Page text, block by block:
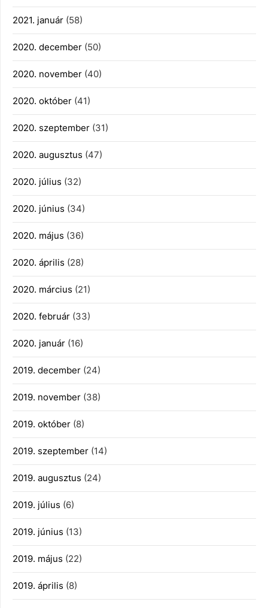
2021. január (58)
2020. december (50)
2020. november (40)
2020. október (41)
2020. szeptember (31)
2020. augusztus (47)
2020. július (32)
2020. június (34)
2020. május (36)
2020. április (28)
2020. március (21)
2020. február (33)
2020. január (16)
2019. december (24)
2019. november (38)
2019. október (8)
2019. szeptember (14)
2019. augusztus (24)
2019. július (6)
2019. június (13)
2019. május (22)
2019. április (8)